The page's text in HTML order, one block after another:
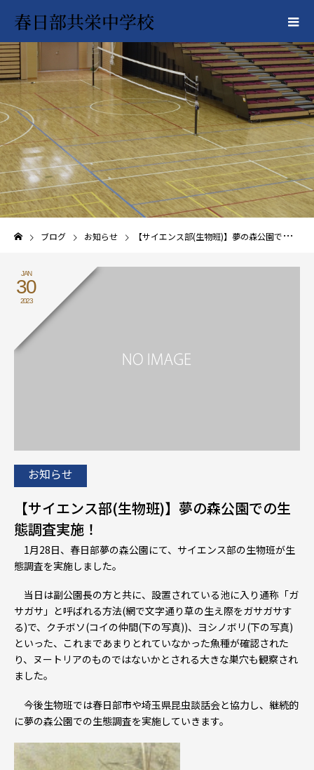
春日部共栄中学校
ブログ お知らせ 【サイエンス部(生物班)】夢の森公園での生態調査実施！
JAN
30
2023
お知らせ
【サイエンス部(生物班)】夢の森公園での生
態調査実施！
1月28日、春日部夢の森公園にて、サイエンス部の生物班が生
態調査を実施しました。
当日は副公園長の方と共に、設置されている池に入り通称「ガ
サガサ」と呼ばれる方法(網で文字通り草の生え際をガサガサす
る)で、クチボソ(コイの仲間(下の写真))、ヨシノボリ(下の写真)
といった、これまであまりとれていなかった魚種が確認された
り、ヌートリアのものではないかとされる大きな巣穴も観察され
ました。
今後生物班では春日部市や埼玉県昆虫談話会と協力し、継続的
に夢の森公園での生態調査を実施していきます。